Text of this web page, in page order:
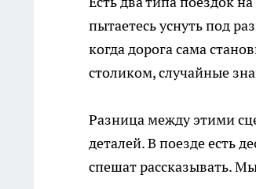
пытаетесь уснуть под
когда дорога сама
столиком, случайные
Разница между этими
деталей. В поезде есть
спешат рассказывать.